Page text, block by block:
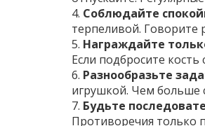
4. Соблюдайте
терпеливой. Говорите
5. Награждайте
Если подбросите кость
6. Разнообразьте
игрушкой. Чем больше
7. Будьте
Противоречия только